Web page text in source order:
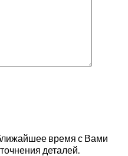
время с Вами
деталей.